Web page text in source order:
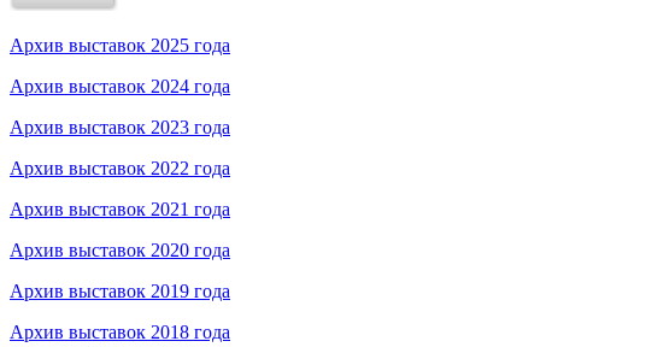
Архив выставок 2025 года
Архив выставок 2024 года
Архив выставок 2023 года
Архив выставок 2022 года
Архив выставок 2021 года
Архив выставок 2020 года
Архив выставок 2019 года
Архив выставок 2018 года